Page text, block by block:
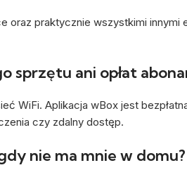
oraz praktycznie wszystkimi innymi
sprzętu ani opłat
WiFi. Aplikacja wBox jest
czy zdalny dostęp.
nie ma mnie w domu?